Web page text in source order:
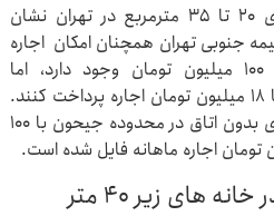
بررسی آگهی‌ اجاره آپارتمان‌های ۲۰ تا ۳۵ مترمربع در تهران نشان
جنوبی تهران همچنان امکان اجاره
سوئیت‌هایی با ودیعه حدود ۱۰۰ میلیون تومان وجود دارد، اما
مستأجران باید ماهانه بین ۱۰ تا ۱۸ میلیون تومان اجاره پرداخت کنند.
برای نمونه، یک سوئیت ۳۴ متری بدون اتاق در محدوده جیحون با ۱۰۰
های زیر ۴۰ متر